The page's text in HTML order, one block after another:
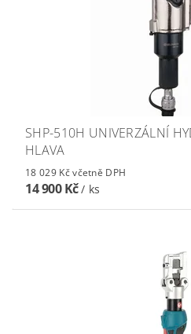
SHP-510H UNIVERZÁLNÍ
HLAVA
18 029 Kč včetně DPH
14 900 Kč/ ks